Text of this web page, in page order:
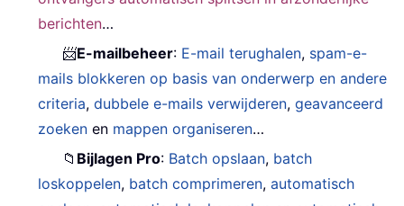
berichten…
📨E-mailbeheer: E-mail terughalen, spam-e-
mails blokkeren op basis van onderwerp en andere
criteria,dubbele e-mails verwijderen,geavanceerd
zoeken en mappen organiseren…
📁 Bijlagen Pro: Batch opslaan, batch
loskoppelen, batch comprimeren,automatisch